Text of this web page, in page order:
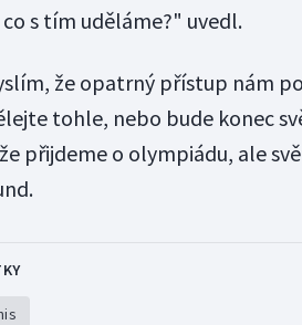
s tím uděláme?" uvedl.
že opatrný přístup nám
tohle, nebo bude konec
přijdeme o olympiádu, ale